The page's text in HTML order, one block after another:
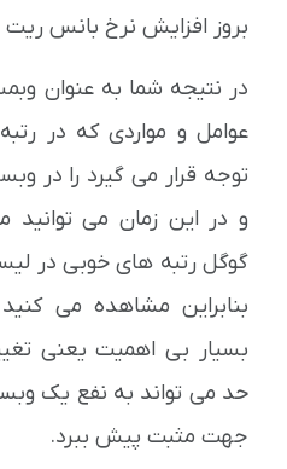
بروز افزایش نرخ بانس ریت
در نتیجه شما به عنوان
عوامل و مواردی که در
توجه قرار می گیرد را در
و در این زمان می توانید
گوگل رتبه های خوبی در
بنابراین مشاهده می
بسیار بی اهمیت یعنی
حد می تواند به نفع یک
جهت مثبت پیش ببرد.